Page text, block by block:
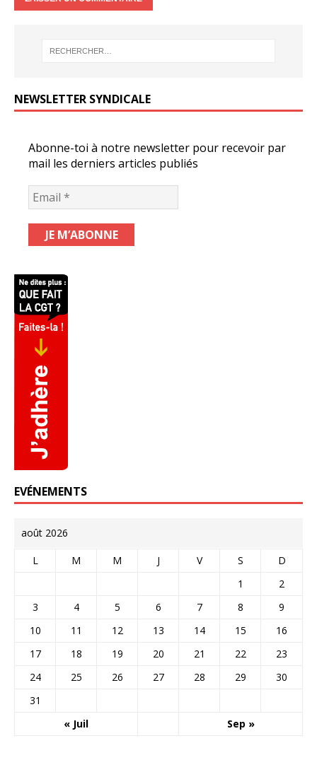
NEWSLETTER SYNDICALE
Abonne-toi à notre newsletter pour recevoir par
mail les derniers articles publiés
EVÉNEMENTS
août 2026
L M M J V S
D
1
2
3
4 5 6 7 8
9
10
11 12 13 14 15
16
17
18 19 20 21 22
23
24
25 26 27 28 29
30
31
« Juil
Sep »